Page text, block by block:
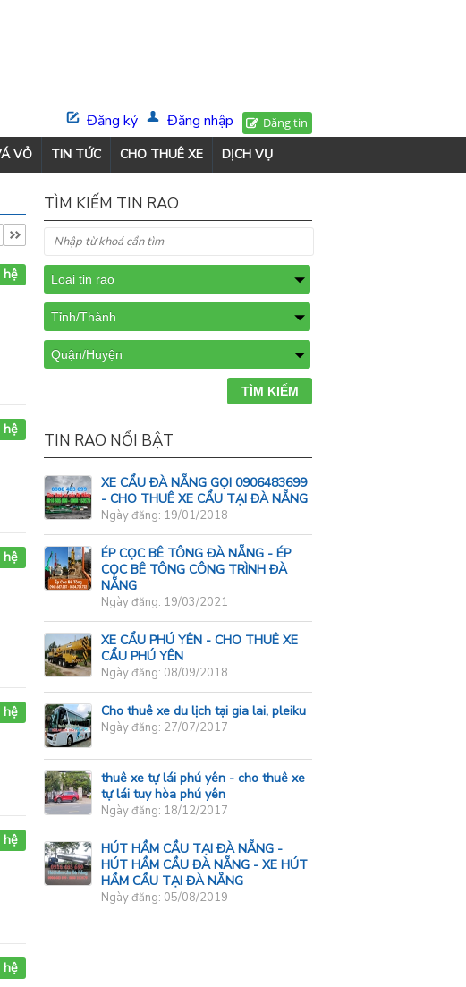
Đăng tin
Đăng nhập
Đăng ký
VỎ TIN TỨC CHO THUÊ XE DỊCH VỤ
hệ
hệ
hệ
hệ
hệ
hệ
TÌM KIẾM TIN RAO
TIN RAO NỔI BẬT
XE CẨU ĐÀ NẴNG GỌI 0906483699
- CHO THUÊ XE CẨU TẠI ĐÀ NẴNG
Ngày đăng: 19/01/2018
ÉP CỌC BÊ TÔNG ĐÀ NẴNG - ÉP
CỌC BÊ TÔNG CÔNG TRÌNH ĐÀ
NẴNG
Ngày đăng: 19/03/2021
XE CẨU PHÚ YÊN - CHO THUÊ XE
CẨU PHÚ YÊN
Ngày đăng: 08/09/2018
Cho thuê xe du lịch tại gia lai, pleiku
Ngày đăng: 27/07/2017
thuê xe tự lái phú yên - cho thuê xe
tự lái tuy hòa phú yên
Ngày đăng: 18/12/2017
HÚT HẦM CẦU TẠI ĐÀ NẴNG -
HÚT HẦM CẦU ĐÀ NẴNG - XE HÚT
HẦM CẦU TẠI ĐÀ NẴNG
Ngày đăng: 05/08/2019